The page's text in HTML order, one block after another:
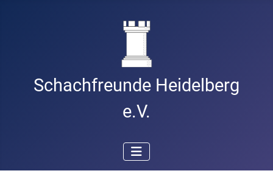
Schachfreunde Heidelberg
e.V.